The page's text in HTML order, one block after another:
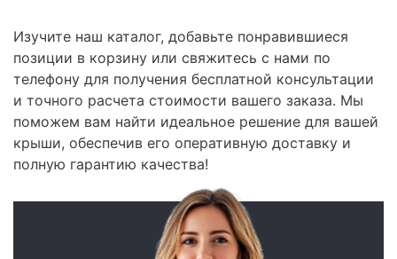
Изучите наш каталог, добавьте понравившиеся
позиции в корзину или свяжитесь с нами по
телефону для получения бесплатной консультации
и точного расчета стоимости вашего заказа. Мы
поможем вам найти идеальное решение для вашей
крыши, обеспечив его оперативную доставку и
полную гарантию качества!